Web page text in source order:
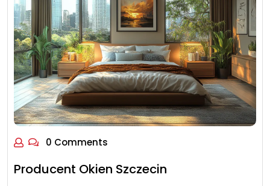
0 Comments
Producent Okien Szczecin